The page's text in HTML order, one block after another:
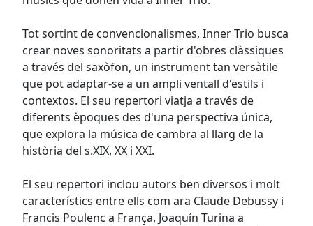
Tot sortint de convencionalismes, Inner Trio busca
crear noves sonoritats a partir d'obres clàssiques
a través del saxòfon, un instrument tan versàtile
que pot adaptar-se a un ampli ventall d'estils i
contextos. El seu repertori viatja a través de
diferents èpoques des d'una perspectiva única,
que explora la música de cambra al llarg de la
història del s.XIX, XX i XXI.
El seu repertori inclou autors ben diversos i molt
característics entre ells com ara Claude Debussy i
Francis Poulenc a França, Joaquín Turina a